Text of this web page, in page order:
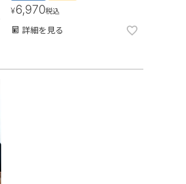
¥6,970税込
詳細を見る